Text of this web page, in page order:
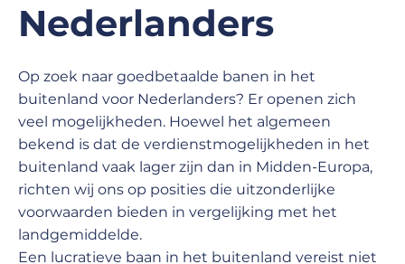
Nederlanders
Op zoek naar goedbetaalde banen in het
buitenland voor Nederlanders? Er openen zich
veel mogelijkheden. Hoewel het algemeen
bekend is dat de verdienstmogelijkheden in het
buitenland vaak lager zijn dan in Midden-Europa,
richten wij ons op posities die uitzonderlijke
voorwaarden bieden in vergelijking met het
landgemiddelde.
Een lucratieve baan in het buitenland vereist niet